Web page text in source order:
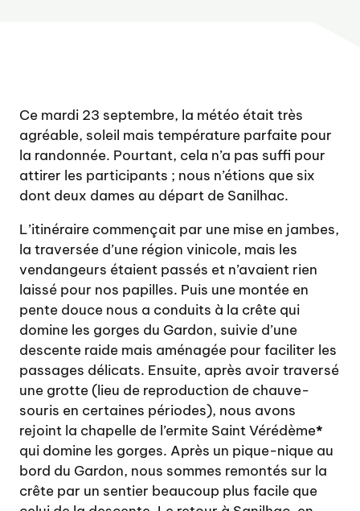
Ce mardi 23 septembre, la météo était très
agréable, soleil mais température parfaite pour
la randonnée. Pourtant, cela n’a pas suffi pour
attirer les participants ; nous n’étions que six
dont deux dames au départ de Sanilhac.
L’itinéraire commençait par une mise en jambes,
la traversée d’une région vinicole, mais les
vendangeurs étaient passés et n’avaient rien
laissé pour nos papilles. Puis une montée en
pente douce nous a conduits à la crête qui
domine les gorges du Gardon, suivie d’une
descente raide mais aménagée pour faciliter les
passages délicats. Ensuite, après avoir traversé
une grotte (lieu de reproduction de chauve-
souris en certaines périodes), nous avons
rejoint la chapelle de l’ermite Saint Vérédème*
qui domine les gorges. Après un pique-nique au
bord du Gardon, nous sommes remontés sur la
crête par un sentier beaucoup plus facile que